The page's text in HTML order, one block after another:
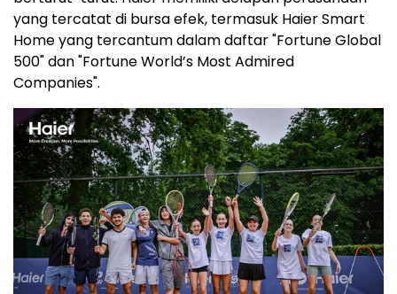
yang tercatat di bursa efek, termasuk Haier Smart
Home yang tercantum dalam daftar "Fortune Global
500" dan "Fortune World’s Most Admired
Companies".